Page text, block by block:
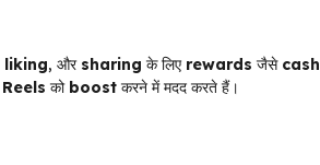
liking, और sharing के लिए rewards जैसे cash
Reels को boost करने में मदद करते हैं।